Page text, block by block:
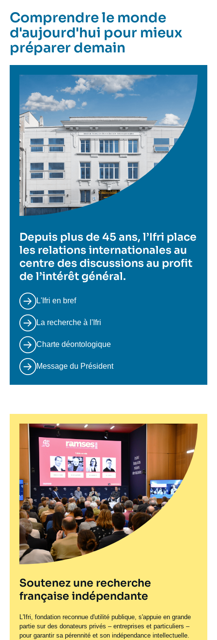
Comprendre le monde
d'aujourd'hui pour mieux
préparer demain
Image
Depuis plus de 45 ans, l’Ifri place
les relations internationales au
centre des discussions au profit
de l’intérêt général.
L'Ifri en bref
La recherche à l'Ifri
Charte déontologique
Message du Président
Soutenez une recherche
française indépendante
L'Ifri, fondation reconnue d'utilité publique, s'appuie en grande
partie sur des donateurs privés – entreprises et particuliers –
pour garantir sa pérennité et son indépendance intellectuelle.